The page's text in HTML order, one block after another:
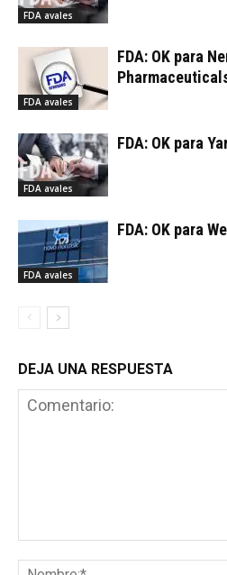
FDA avales
FDA avales
FDA: OK para
FDA avales
FDA: OK para
FDA avales
FDA: OK para
DEJA UNA RESPUESTA